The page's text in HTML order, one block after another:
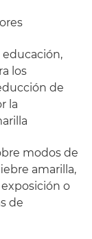
los
de
la
modos de
amarilla,
exposición o
de